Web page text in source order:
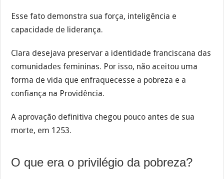
Esse fato demonstra sua força, inteligência e
capacidade de liderança.
Clara desejava preservar a identidade franciscana das
comunidades femininas. Por isso, não aceitou uma
forma de vida que enfraquecesse a pobreza e a
confiança na Providência.
A aprovação definitiva chegou pouco antes de sua
morte, em 1253.
O que era o privilégio da pobreza?